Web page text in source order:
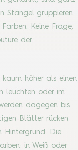
Stängel gruppieren
Keine Frage,
der
höher als einen
leuchten oder im
dagegen bis
Blätter rücken
Hintergrund. Die
in Weiß oder